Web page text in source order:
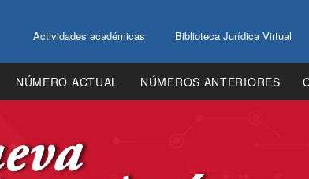
Actividades académicas Biblioteca Jurídica Virtual
NÚMERO ACTUAL NÚMEROS ANTERIORES